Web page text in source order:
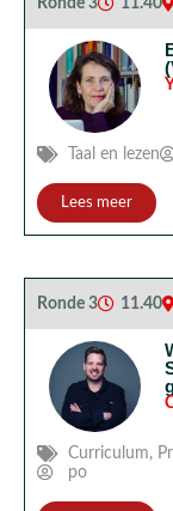
Ronde 3 11.40
Taal en lezen
Lees meer
Ronde 3 11.40
Curriculum,
po